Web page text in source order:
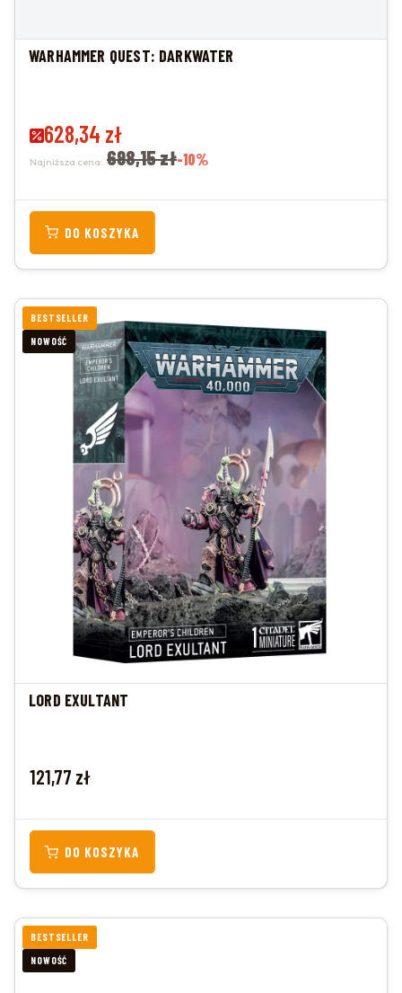
WARHAMMER QUEST: DARKWATER
Cena promocyjna
628,34 zł
Najniższa cena: 698,15 zł-10%
DO KOSZYKA
BESTSELLER
NOWOŚĆ
LORD EXULTANT
Cena
121,77 zł
DO KOSZYKA
BESTSELLER
NOWOŚĆ